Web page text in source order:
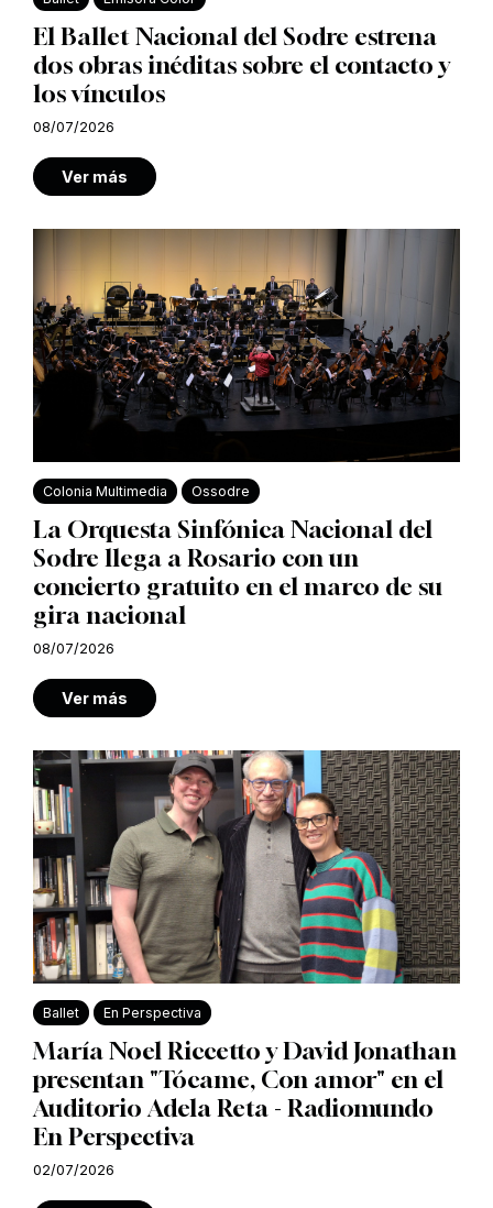
El Ballet Nacional del Sodre estrena
dos obras inéditas sobre el contacto y
los vínculos
08/07/2026
Ver más
Colonia Multimedia Ossodre
La Orquesta Sinfónica Nacional del
Sodre llega a Rosario con un
concierto gratuito en el marco de su
gira nacional
08/07/2026
Ver más
Ballet En Perspectiva
María Noel Riccetto y David Jonathan
presentan "Tócame, Con amor" en el
Auditorio Adela Reta - Radiomundo
En Perspectiva
02/07/2026